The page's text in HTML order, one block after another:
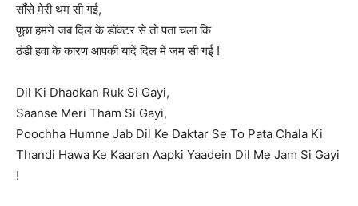
साँसे मेरी थम सी गई,
पूछा हमने जब दिल के डॉक्टर से तो पता चला कि
ठंडी हवा के कारण आपकी यादें दिल में जम सी गई !
Dil Ki Dhadkan Ruk Si Gayi,
Saanse Meri Tham Si Gayi,
Poochha Humne Jab Dil Ke Daktar Se To Pata Chala Ki
Thandi Hawa Ke Kaaran Aapki Yaadein Dil Me Jam Si Gayi
!